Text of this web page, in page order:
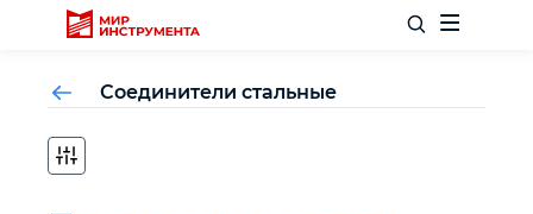
Отделочный инструмент
Соединители стальные